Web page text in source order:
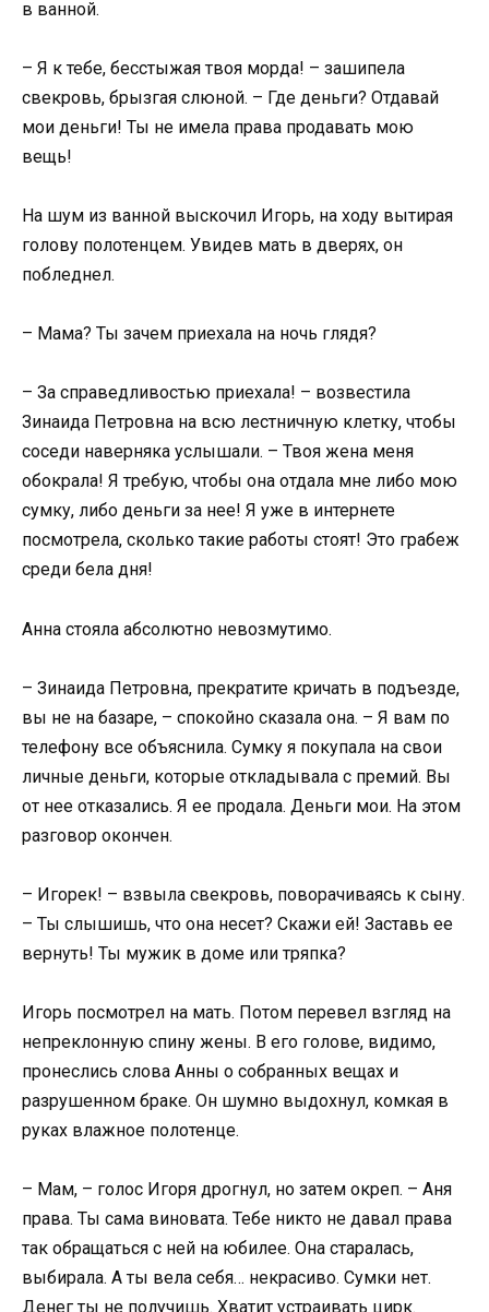
в ванной.
– Я к тебе, бесстыжая твоя морда! – зашипела
свекровь, брызгая слюной. – Где деньги? Отдавай
мои деньги! Ты не имела права продавать мою
вещь!
На шум из ванной выскочил Игорь, на ходу вытирая
голову полотенцем. Увидев мать в дверях, он
побледнел.
– Мама? Ты зачем приехала на ночь глядя?
– За справедливостью приехала! – возвестила
Зинаида Петровна на всю лестничную клетку, чтобы
соседи наверняка услышали. – Твоя жена меня
обокрала! Я требую, чтобы она отдала мне либо мою
сумку, либо деньги за нее! Я уже в интернете
посмотрела, сколько такие работы стоят! Это грабеж
среди бела дня!
Анна стояла абсолютно невозмутимо.
– Зинаида Петровна, прекратите кричать в подъезде,
вы не на базаре, – спокойно сказала она. – Я вам по
телефону все объяснила. Сумку я покупала на свои
личные деньги, которые откладывала с премий. Вы
от нее отказались. Я ее продала. Деньги мои. На этом
разговор окончен.
– Игорек! – взвыла свекровь, поворачиваясь к сыну.
– Ты слышишь, что она несет? Скажи ей! Заставь ее
вернуть! Ты мужик в доме или тряпка?
Игорь посмотрел на мать. Потом перевел взгляд на
непреклонную спину жены. В его голове, видимо,
пронеслись слова Анны о собранных вещах и
разрушенном браке. Он шумно выдохнул, комкая в
руках влажное полотенце.
– Мам, – голос Игоря дрогнул, но затем окреп. – Аня
права. Ты сама виновата. Тебе никто не давал права
так обращаться с ней на юбилее. Она старалась,
выбирала. А ты вела себя… некрасиво. Сумки нет.
Денег ты не получишь. Хватит устраивать цирк.